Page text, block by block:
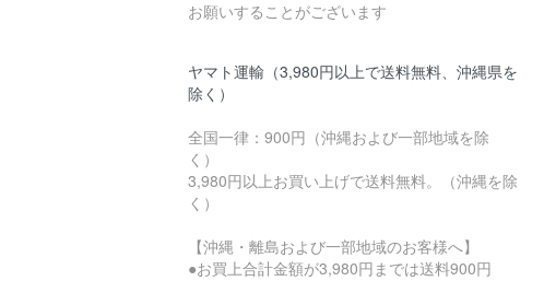
お願いすることがございます
ヤマト運輸（3,980円以上で送料無料、沖縄県を
除く）
全国一律：900円（沖縄および一部地域を除
く）
3,980円以上お買い上げで送料無料。（沖縄を除
く）
【沖縄・離島および一部地域のお客様へ】
●お買上合計金額が3,980円までは送料900円